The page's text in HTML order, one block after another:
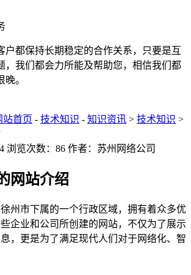
户都保持长期稳定的合作关系，只要是互
，我们都会力所能及帮助您，相信我们都
。
站首页 - 技术知识 - 知识资讯 > 技术知识 >
浏览次数：86 作者：苏州网络公司
网站介绍
州市下属的一个行政区域，拥有着众多优
企业和公司所创建的网站，不仅为了展示
，更是为了满足现代人们对于网络化、智